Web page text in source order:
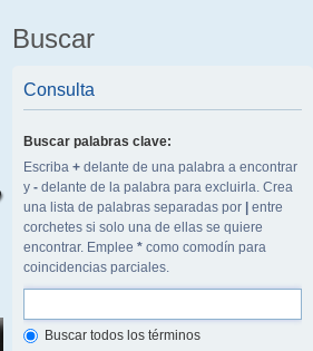
Buscar
Consulta
Buscar palabras clave:
Escriba + delante de una palabra a encontrar
y - delante de la palabra para excluirla. Crea
una lista de palabras separadas por
entre
corchetes si solo una de ellas se quiere
encontrar. Emplee * como comodín para
coincidencias parciales.
Buscar todos los términos